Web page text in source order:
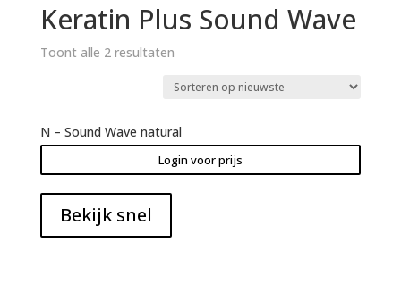
Keratin Plus Sound Wave
Toont alle 2 resultaten
N – Sound Wave natural
Login voor prijs
Bekijk snel